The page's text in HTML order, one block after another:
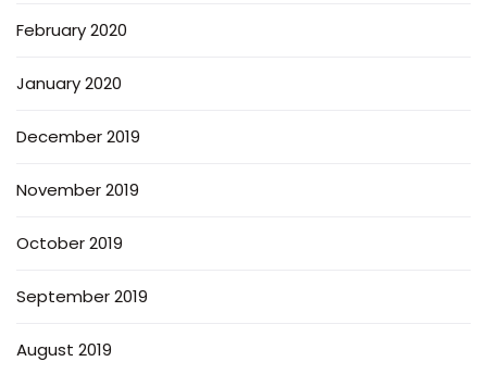
February 2020
January 2020
December 2019
November 2019
October 2019
September 2019
August 2019